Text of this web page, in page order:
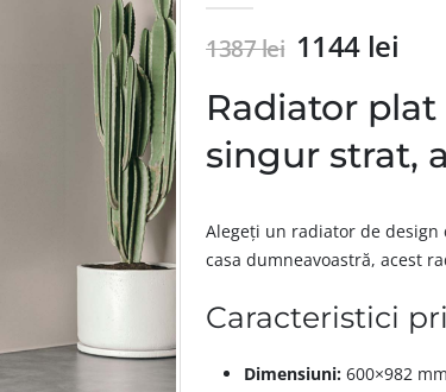
1387lei 1144 lei
Radiator
singur strat,
Alegeți un radiator de
casa dumneavoastră, acest
Caracteristici
Dimensiuni: 600×982 mm